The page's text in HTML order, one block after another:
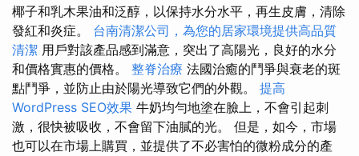
椰子和乳木果油和泛醇，以保持水分水平，再生皮膚，清除
發紅和炎症。 台南清潔公司，為您的居家環境提供高品質
清潔 用戶對該產品感到滿意，突出了高陽光，良好的水分
和價格實惠的價格。 整脊治療 法國治癒的鬥爭與衰老的斑
點鬥爭，並防止由於陽光導致它們的外觀。 提高
WordPress SEO效果 牛奶均勻地塗在臉上，不會引起刺
激，很快被吸收，不會留下油膩的光。 但是，如今，市場
也可以在市場上購買，並提供了不必害怕的微粉成分的產